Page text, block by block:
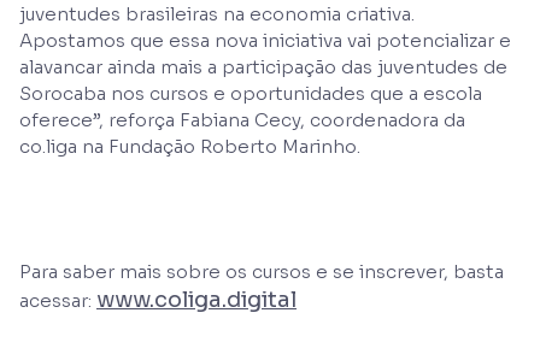
juventudes brasileiras na economia criativa.
Apostamos que essa nova iniciativa vai potencializar e
alavancar ainda mais a participação das juventudes de
Sorocaba nos cursos e oportunidades que a escola
oferece”, reforça Fabiana Cecy, coordenadora da
co.liga na Fundação Roberto Marinho.
Para saber mais sobre os cursos e se inscrever, basta
acessar: www.coliga.digital